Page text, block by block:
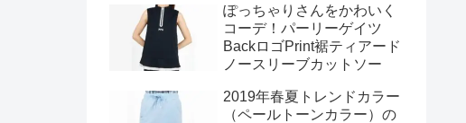
ぽっちゃりさんをかわいく
コーデ！パーリーゲイツ
BackロゴPrint裾ティアード
ノースリーブカットソー
2019年春夏トレンドカラー
（ペールトーンカラー）の